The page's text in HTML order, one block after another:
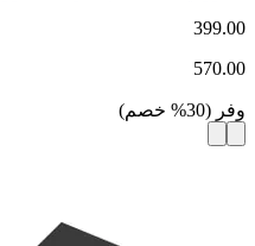
399.00
570.00
وفر (
30
% خصم)